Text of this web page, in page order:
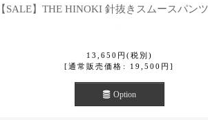
【SALE】THE HINOKI 針抜きスムースパンツ
13,650 円 (税別)
[通常販売価格 : 19,500 円 ]
Option